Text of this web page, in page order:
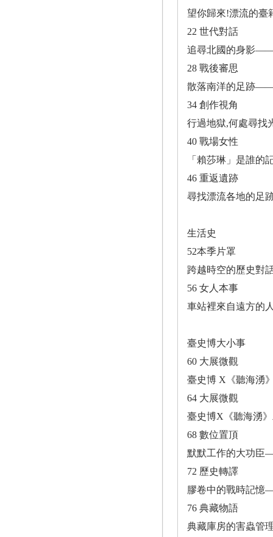
望你歸來!漂流的臺
22 世代對話
追尋北國的身影――
28 戰後審思
散落南洋的足跡――
34 創作視角
行過地獄,何處尋找
40 戰場女性
「賴莎琳」是誰
46 重返遺跡
尋找漂流各地的足
生活史
52本季片罩
跨越時空的歷史對
56 女人本事
車站裡來自遠方的
臺史博大小事
60 大展微觀
臺史博 X《聽海湧
64 大展微觀
臺史博X《聽海湧
68 數位置頂
默默工作的大功臣
72 歷史轉譯
膠卷中的戰時記憶
76 典藏物語
典藏庫房的害蟲管